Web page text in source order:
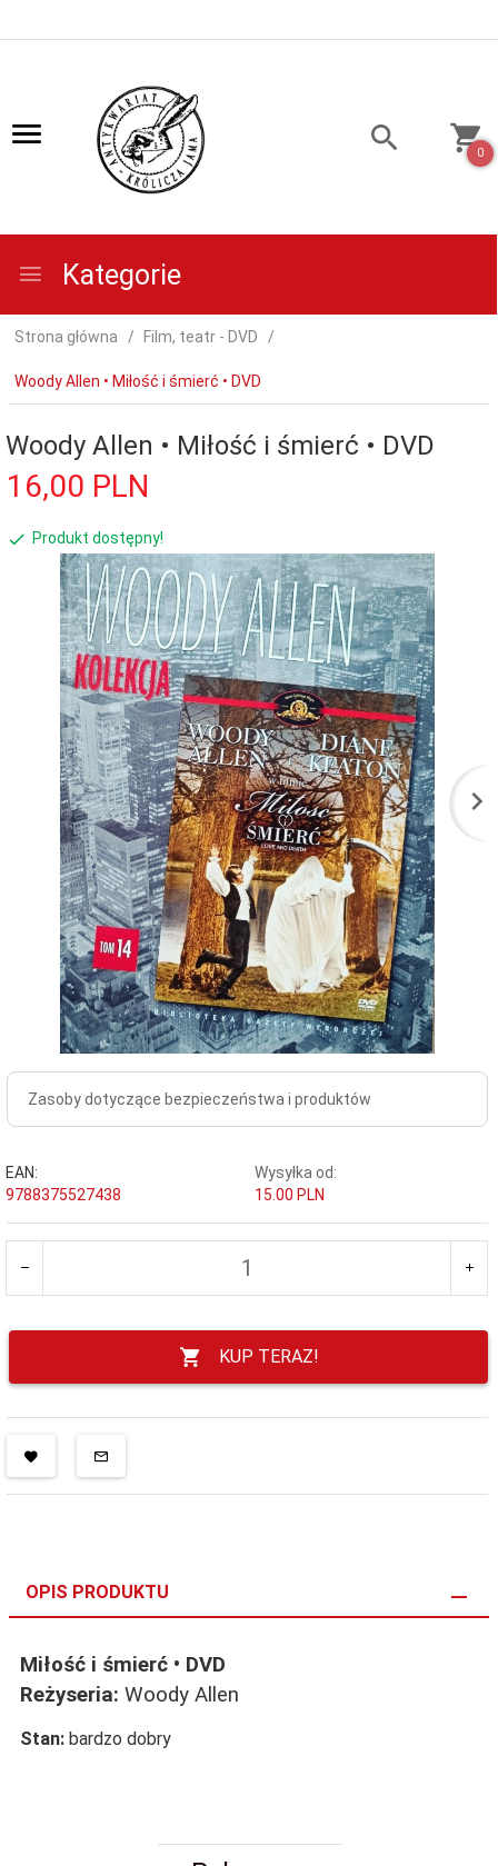
0
Kategorie
Strona główna Film, teatr - DVD
Woody Allen • Miłość i śmierć • DVD
Woody Allen • Miłość i śmierć • DVD
16,00 PLN
Produkt dostępny!
Zasoby dotyczące bezpieczeństwa i produktów
EAN:
9788375527438
Wysyłka od:
15.00 PLN
KUP TERAZ!
OPIS PRODUKTU
Miłość i śmierć • DVD
Reżyseria: Woody Allen
Stan: bardzo dobry